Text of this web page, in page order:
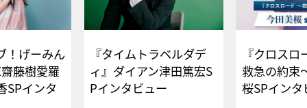
！げーみん
藤樹愛羅
SPインタ
『タイムトラベルダデ
ィ』ダイアン津田篤宏S
Pインタビュー
『クロス
救急の約束
桜SPイ